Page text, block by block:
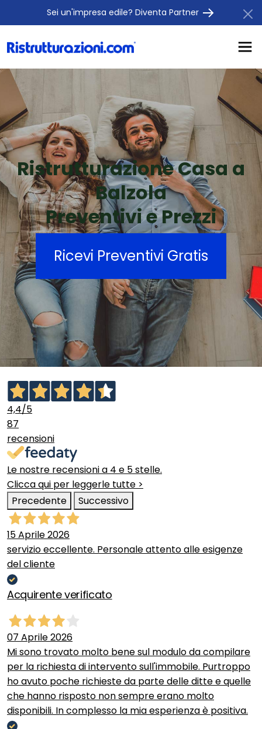
Sei un'impresa edile? Diventa Partner
Ristrutturazione Casa a
Balzola
Preventivi e Prezzi
Ricevi Preventivi Gratis
4,4/5
87
recensioni
Le nostre recensioni a 4 e 5 stelle.
Clicca qui per leggerle tutte >
Precedente
Successivo
15 Aprile 2026
servizio eccellente. Personale attento alle esigenze
del cliente
Acquirente verificato
07 Aprile 2026
Mi sono trovato molto bene sul modulo da compilare
per la richiesta di intervento sull'immobile. Purtroppo
ho avuto poche richieste da parte delle ditte e quelle
che hanno risposto non sempre erano molto
disponibili. In complesso la mia esperienza è positiva.